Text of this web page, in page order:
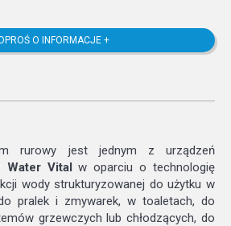
O INFORMACJE +
rurowy jest jednym z urządzeń
Water Vital w oparciu o technologię
wody strukturyzowanej do użytku w
pralek i zmywarek, w toaletach, do
grzewczych lub chłodzących, do